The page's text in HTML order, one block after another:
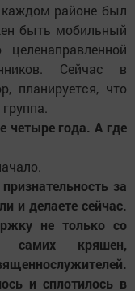
районе был
быть мобильный
Сейчас в
планируется, что
четыре года. А где
за
и делаете сейчас.
не только со
самих кряшен,
и сплотилось в